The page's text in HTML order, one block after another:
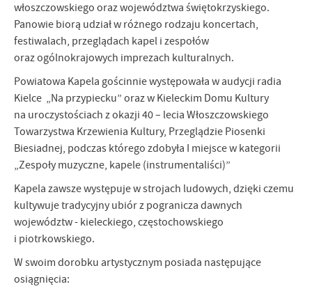
włoszczowskiego oraz województwa świętokrzyskiego.
Panowie biorą udział w różnego rodzaju koncertach,
festiwalach, przeglądach kapel i zespołów
oraz ogólnokrajowych imprezach kulturalnych.
Powiatowa Kapela gościnnie występowała w audycji radia
Kielce „Na przypiecku” oraz w Kieleckim Domu Kultury
na uroczystościach z okazji 40 – lecia Włoszczowskiego
Towarzystwa Krzewienia Kultury, Przeglądzie Piosenki
Biesiadnej, podczas którego zdobyła I miejsce w kategorii
„Zespoły muzyczne, kapele (instrumentaliści)”
Kapela zawsze występuje w strojach ludowych, dzięki czemu
kultywuje tradycyjny ubiór z pogranicza dawnych
województw - kieleckiego, częstochowskiego
i piotrkowskiego.
W swoim dorobku artystycznym posiada następujące
osiągnięcia: